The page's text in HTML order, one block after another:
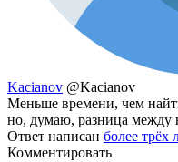
Kacianov @Kacianov
Меньше времени, чем
но, думаю, разница между
Ответ написан более трёх
Комментировать